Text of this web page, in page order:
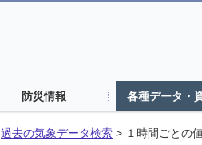
防災情報 各種データ・
過去の気象データ検索 > １時間ごとの